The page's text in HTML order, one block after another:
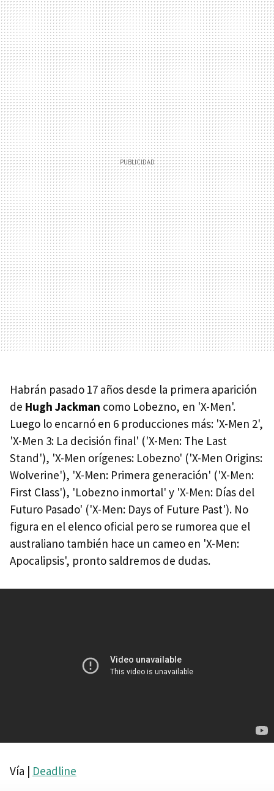
Habrán pasado 17 años desde la primera aparición
de Hugh Jackman como Lobezno, en 'X-Men'.
Luego lo encarnó en 6 producciones más: 'X-Men 2',
'X-Men 3: La decisión final' ('X-Men: The Last
Stand'), 'X-Men orígenes: Lobezno' ('X-Men Origins:
Wolverine'), 'X-Men: Primera generación' ('X-Men:
First Class'), 'Lobezno inmortal' y 'X-Men: Días del
Futuro Pasado' ('X-Men: Days of Future Past'). No
figura en el elenco oficial pero se rumorea que el
australiano también hace un cameo en 'X-Men:
Apocalipsis', pronto saldremos de dudas.
Vía | Deadline